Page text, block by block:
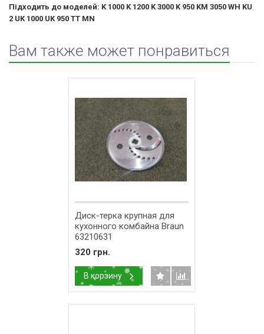
Підходить до моделей: K 1000 K 1200 K 3000 K 950 KM 3050 WH KU
2 UK 1000 UK 950 TT MN
Вам также может понравиться
Диск-терка крупная для
кухонного комбайна Braun
63210631
320 грн.
В корзину